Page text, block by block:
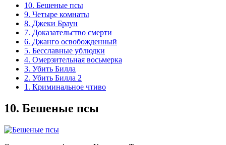
10. Бешеные псы
9. Четыре комнаты
8. Джеки Браун
7. Доказательство смерти
6. Джанго освобожденный
5. Бесславные ублюдки
4. Омерзительная восьмерка
3. Убить Билла
2. Убить Билла 2
1. Криминальное чтиво
10. Бешеные псы